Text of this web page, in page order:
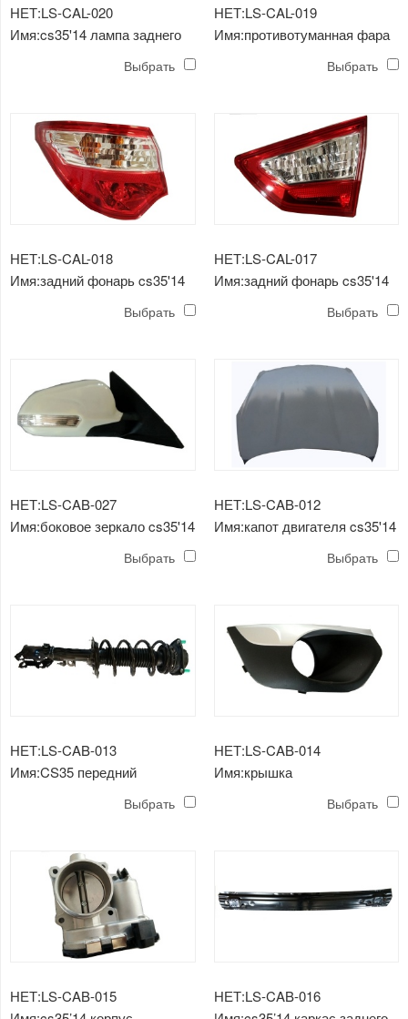
НЕТ:LS-CAL-020
Имя:cs35'14 лампа заднего
Выбрать
НЕТ:LS-CAL-019
Имя:противотуманная фара
Выбрать
НЕТ:LS-CAL-018
Имя:задний фонарь cs35'14
Выбрать
НЕТ:LS-CAL-017
Имя:задний фонарь cs35'14
Выбрать
НЕТ:LS-CAB-027
Имя:боковое зеркало cs35'14
Выбрать
НЕТ:LS-CAB-012
Имя:капот двигателя cs35'14
Выбрать
НЕТ:LS-CAB-013
Имя:CS35 передний
Выбрать
НЕТ:LS-CAB-014
Имя:крышка
Выбрать
НЕТ:LS-CAB-015
НЕТ:LS-CAB-016